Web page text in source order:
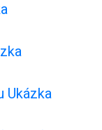
Ukázka